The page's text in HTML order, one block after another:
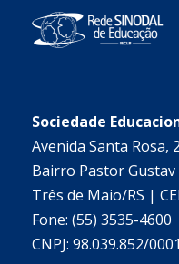
Sociedade
Avenida Santa Rosa,
Bairro Pastor
Três de Maio/RS |
Fone: (55) 3535-4600
CNPJ: 98.039.852/